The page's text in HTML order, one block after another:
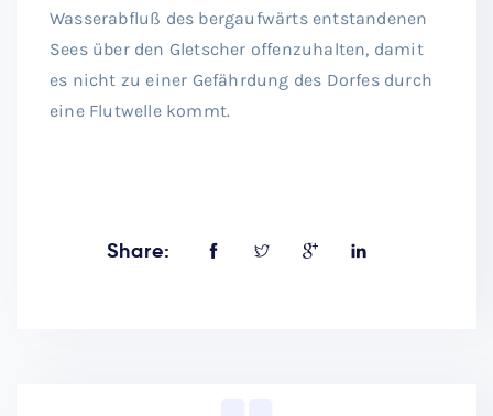
Wasserabfluß des bergaufwärts entstandenen
Sees über den Gletscher offenzuhalten, damit
es nicht zu einer Gefährdung des Dorfes durch
eine Flutwelle kommt.
Share: